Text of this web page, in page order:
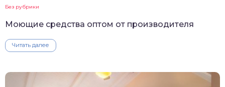
Без рубрики
Моющие средства оптом от производителя
Читать далее